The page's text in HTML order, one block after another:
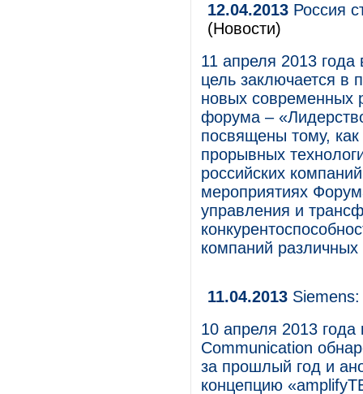
12.04.2013 Россия
(Новости)
11 апреля 2013
цель заключается в
новых современных
форума –
посвящены тому,
прорывных
российских
мероприятиях
управления и
компаний различных
11.04.2013
10 апреля 2013
Communication
за прошлый год и
концепцию